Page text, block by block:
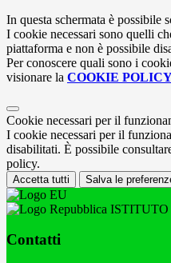
In questa schermata è possibile
I cookie necessari sono quelli
piattaforma e non è possibile
Per conoscere quali sono i
visionare la COOKIE
Cookie necessari per il
I cookie necessari per il
disabilitati. È possibile
policy.
Accetta tutti Salva le
ISTITUTO
Contatti